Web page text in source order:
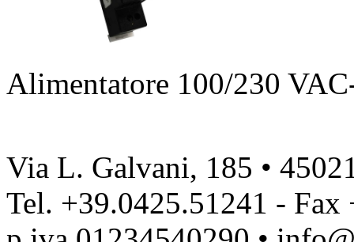
Alimentatore 100/230
Via L. Galvani, 185 •
Tel. +39.0425.51241 - Fax